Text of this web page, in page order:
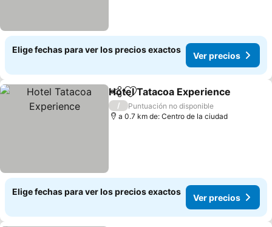
Elige fechas para ver los precios exactos
Ver precios
CompartirAgregar a favoritos
Hotel Tatacoa Experience
/
Puntuación no disponible
a 0.7 km de: Centro de la ciudad
Elige fechas para ver los precios exactos
Ver precios